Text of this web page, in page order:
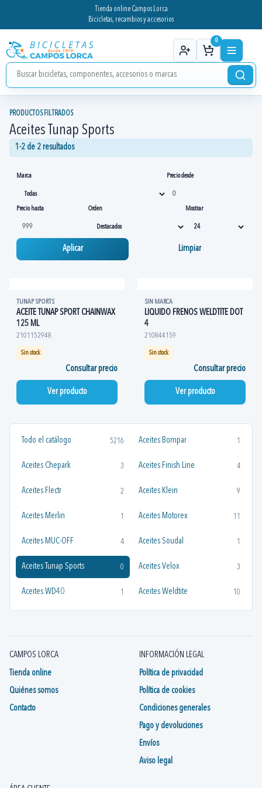
Tienda online Campos Lorca
Bicicletas, recambios y accesorios
0
Todo el catálogo 5216 Aceites Bompar 1
Aceites Chepark 3 Aceites Finish Line 4
Aceites Flectr 2 Aceites Klein 9
Aceites Merlin 1 Aceites Motorex 11
Aceites MUC-OFF 4 Aceites Soudal 1
Aceites Tunap Sports 0 Aceites Velox 3
Aceites WD40 1 Aceites Weldtite 10
Aceites/Grasas Avid Grasas y Aceites SHIMANO
PRODUCTOS FILTRADOS
Aceites Tunap Sports
1-2 de 2 resultados
Marca Precio desde
Precio hasta Orden Mostrar
Aplicar Limpiar
TUNAP SPORTS
ACEITE TUNAP SPORT CHAINWAX
125 ML
2101152948
Sin stock
Consultar precio
Ver producto
SIN MARCA
LIQUIDO FRENOS WELDTITE DOT
4
210844159
Sin stock
Consultar precio
Ver producto
CAMPOS LORCA
Tienda online
Quiénes somos
Contacto
INFORMACIÓN LEGAL
Política de privacidad
Política de cookies
Condiciones generales
Pago y devoluciones
Envíos
Aviso legal